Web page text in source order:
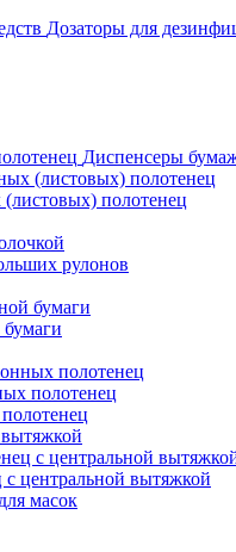
Дозаторы для
Диспенсеры
(листовых) полотенец
полотенец
рулонов
бумаги
полотенец
полотенец
с центральной
центральной вытяжкой
масок